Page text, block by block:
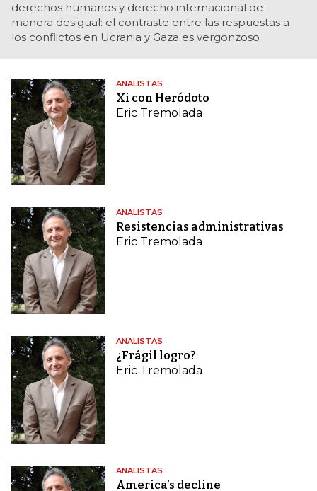
derechos humanos y derecho internacional de
manera desigual: el contraste entre las respuestas a
los conflictos en Ucrania y Gaza es vergonzoso
ANALISTAS
Xi con Heródoto
Eric Tremolada
ANALISTAS
Resistencias administrativas
Eric Tremolada
ANALISTAS
¿Frágil logro?
Eric Tremolada
ANALISTAS
America’s decline